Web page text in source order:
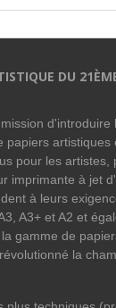
DU
papiers
pour les
imprimante à jet
à leurs
A3+ et A2 et
gamme de
la